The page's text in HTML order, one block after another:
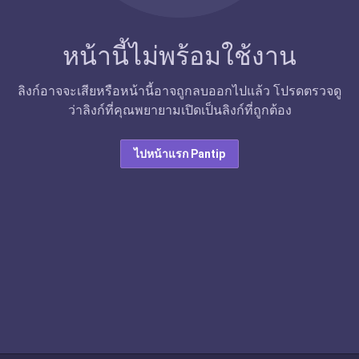
หน้านี้ไม่พร้อมใช้งาน
ลิงก์อาจจะเสียหรือหน้านี้อาจถูกลบออกไปแล้ว โปรดตรวจดู
ว่าลิงก์ที่คุณพยายามเปิดเป็นลิงก์ที่ถูกต้อง
ไปหน้าแรก Pantip